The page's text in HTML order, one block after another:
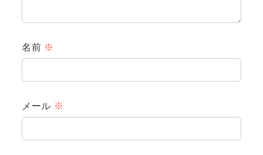
名前 ※
メール ※